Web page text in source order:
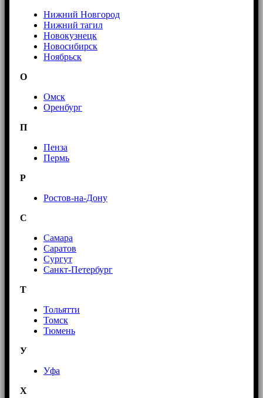
Нижний Новгород
Нижний тагил
Новокузнецк
Новосибирск
Ноябрьск
О
Омск
Оренбург
П
Пенза
Пермь
Р
Ростов-на-Дону
С
Самара
Саратов
Сургут
Санкт-Петербург
Т
Тольятти
Томск
Тюмень
У
Уфа
Х